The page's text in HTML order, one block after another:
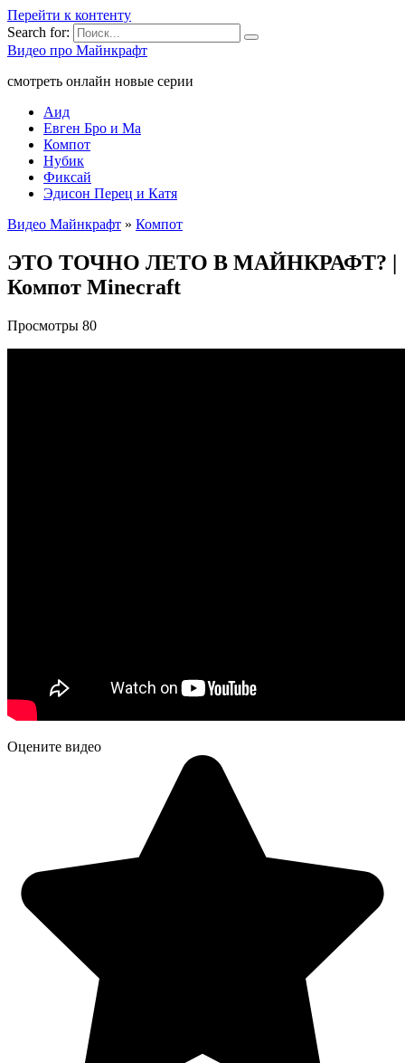
Перейти к контенту
Search for:
Видео про Майнкрафт
смотреть онлайн новые серии
Аид
Евген Бро и Ма
Компот
Нубик
Фиксай
Эдисон Перец и Катя
Видео Майнкрафт » Компот
ЭТО ТОЧНО ЛЕТО В МАЙНКРАФТ? |
Компот Minecraft
Просмотры 80
Оцените видео